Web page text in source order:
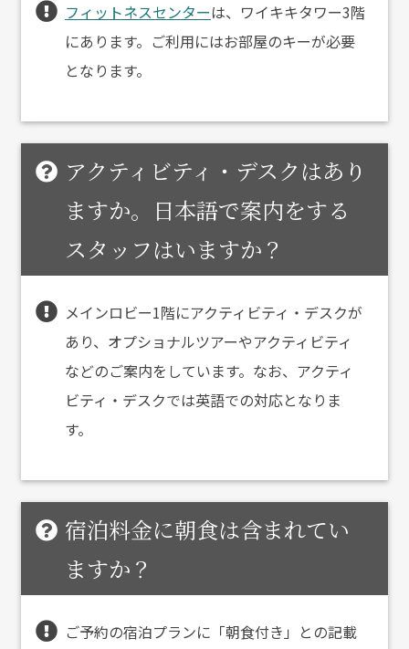
フィットネスセンターは、ワイキキタワー3階
にあります。ご利用にはお部屋のキーが必要
となります。
アクティビティ・デスクはあり
ますか。日本語で案内をする
スタッフはいますか？
メインロビー1階にアクティビティ・デスクが
あり、オプショナルツアーやアクティビティ
などのご案内をしています。なお、アクティ
ビティ・デスクでは英語での対応となりま
す。
宿泊料金に朝食は含まれてい
ますか？
ご予約の宿泊プランに「朝食付き」との記載